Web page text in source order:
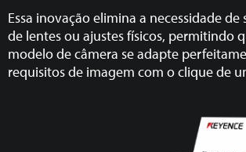
Essa inovação elimina a necessidade de
de lentes ou ajustes físicos, permitindo
modelo de câmera se adapte
requisitos de imagem com o clique de